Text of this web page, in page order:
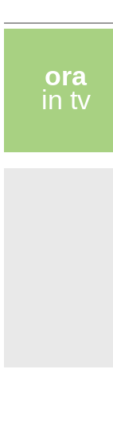
ora
in tv